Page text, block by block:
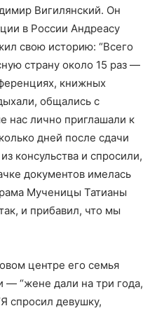
Вигилянский. Он
в России Андреасу
свою историю: “Всего
страну около 15 раз —
книжных
общались с
нас лично приглашали к
дней после сдачи
консульства и спросили,
документов имелась
Мученицы Татианы
и прибавил, что мы
центре его семья
— “жене дали на три года,
спросил девушку,